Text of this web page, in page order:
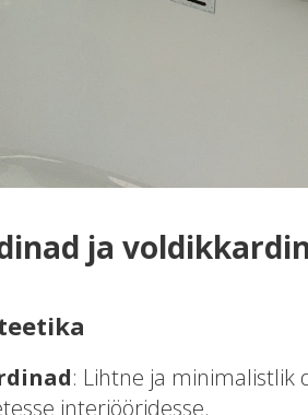
ja
: Lihtne ja minimalistlik
interjööridesse.